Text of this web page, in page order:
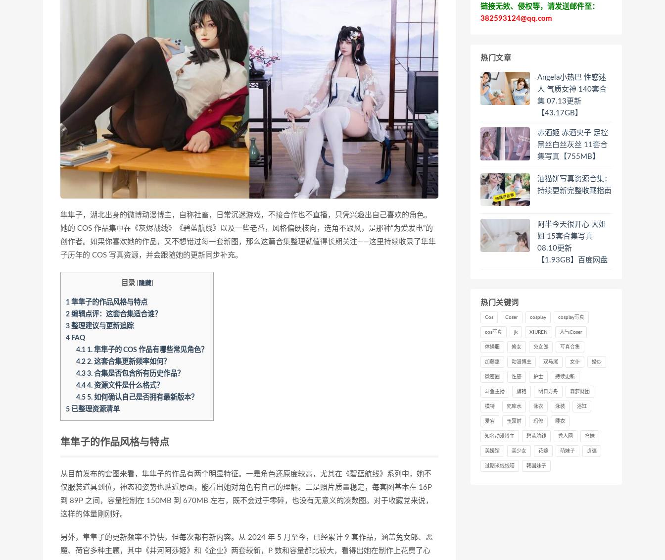
隼隼子，湖北出身的微博动漫博主，自称社畜，日常沉迷游戏，不接合作也不直播，只凭兴趣出自己喜欢的角色。
她的 COS 作品集中在《灰烬战线》《碧蓝航线》以及一些老番，风格偏硬核向，选角不跟风，是那种“为爱发电”的
创作者。如果你喜欢她的作品，又不想错过每一套新图，那么这篇合集整理就值得长期关注——这里持续收录了隼隼
子历年的 COS 写真资源，并会跟随她的更新同步补充。
目录 隐藏]
1 隼隼子的作品风格与特点
2 编辑点评：这套合集适合谁？
3 整理建议与更新追踪
4 FAQ
4.1 1. 隼隼子的 COS 作品有哪些常见角色？
4.2 2. 这套合集更新频率如何？
4.3 3. 合集是否包含所有历史作品？
4.4 4. 资源文件是什么格式？
4.5 5. 如何确认自己是否拥有最新版本？
5 已整理资源清单
隼隼子的作品风格与特点
从目前发布的套图来看，隼隼子的作品有两个明显特征。一是角色还原度较高，尤其在《碧蓝航线》系列中，她不
仅服装道具到位，神态和姿势也贴近原画，能看出她对角色有自己的理解。二是照片质量稳定，每套图基本在 16P
到 89P 之间，容量控制在 150MB 到 670MB 左右，既不会过于零碎，也没有无意义的凑数图。对于收藏党来说，
这样的体量刚刚好。
另外，隼隼子的更新频率不算快，但每次都有新内容。从 2024 年 5 月至今，已经累计 9 套作品，涵盖兔女郎、恶
魔、荷官多种主题，其中《井河阿莎姬》和《企业》两套较新，P 数和容量都比较大，看得出她在制作上花费了心
链接无效、侵权等，请发送邮件至：
382593124@qq.com
热门文章
Angela小热巴 性感迷
人 气质女神 140套合
集 07.13更新
【43.17GB】
赤酒姬 赤酒央子 足控
黑丝白丝灰丝 11套合
集写真【755MB】
油猫饼写真资源合集：
持续更新完整收藏指南
阿半今天很开心 大姐
姐 15套合集写真
08.10更新
【1.93GB】百度网盘
热门关键词
Cos Coser cosplay cosplay写真
cos写真 jk XIUREN 人气Coser
体操服 修女 兔女郎 写真合集
加藤惠 动漫博主 双马尾 女仆 婚纱
微密圈 性感 护士 持续更新
斗鱼主播 旗袍 明日方舟 森萝财团
模特 死库水 泳衣 泳装 浴缸
爱宕 玉藻前 玛修 睡衣
知名动漫博主 碧蓝航线 秀人网 穹妹
美媛馆 美少女 花嫁 萌妹子 贞德
过期米线线喵 韩国妹子